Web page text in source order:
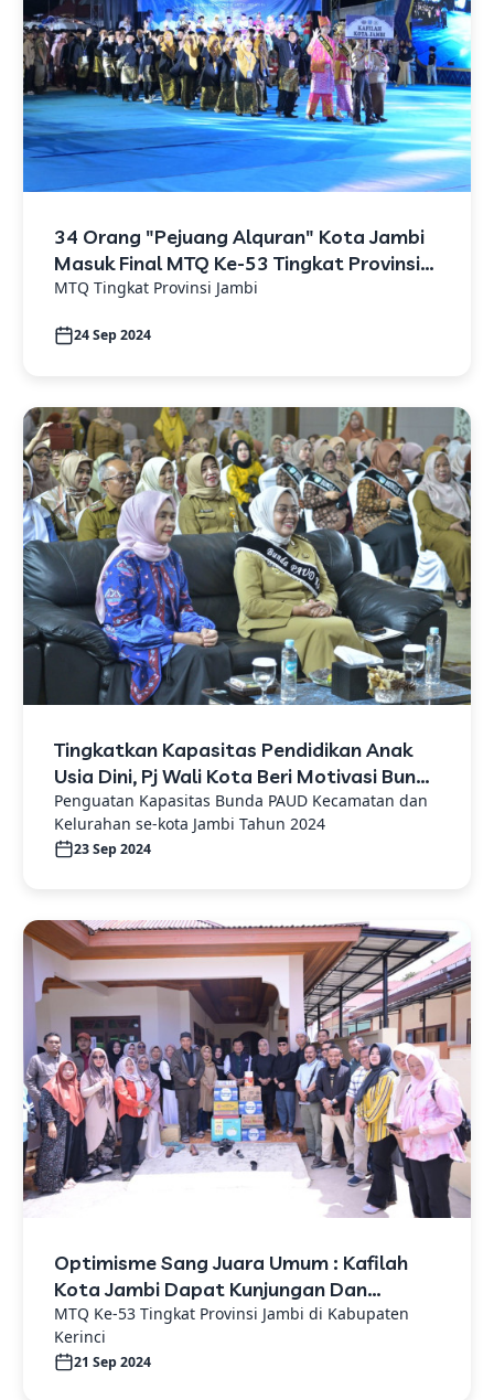
34 Orang "Pejuang Alquran" Kota Jambi
Masuk Final MTQ Ke-53 Tingkat Provinsi
Jambi
MTQ Tingkat Provinsi Jambi
24 Sep 2024
Tingkatkan Kapasitas Pendidikan Anak
Usia Dini, Pj Wali Kota Beri Motivasi Bunda
PAUD Se-Kota Jambi
Penguatan Kapasitas Bunda PAUD Kecamatan dan
Kelurahan se-kota Jambi Tahun 2024
23 Sep 2024
Optimisme Sang Juara Umum : Kafilah
Kota Jambi Dapat Kunjungan Dan
Motivasi Langsung Dari Pj Wali Kota
MTQ Ke-53 Tingkat Provinsi Jambi di Kabupaten
Kerinci
21 Sep 2024